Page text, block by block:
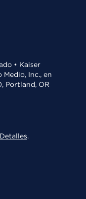
• Kaiser
Inc., en
Portland, OR
Detalles.